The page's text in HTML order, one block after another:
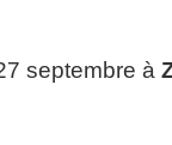
septembre à